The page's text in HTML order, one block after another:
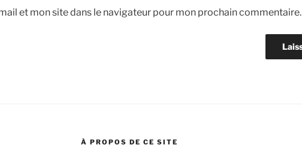
et mon site dans le navigateur pour mon prochain commentaire.
À PROPOS DE CE SITE